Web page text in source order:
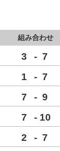
組み合わせ
3 - 7
1 - 7
7 - 9
7 - 10
2 - 7